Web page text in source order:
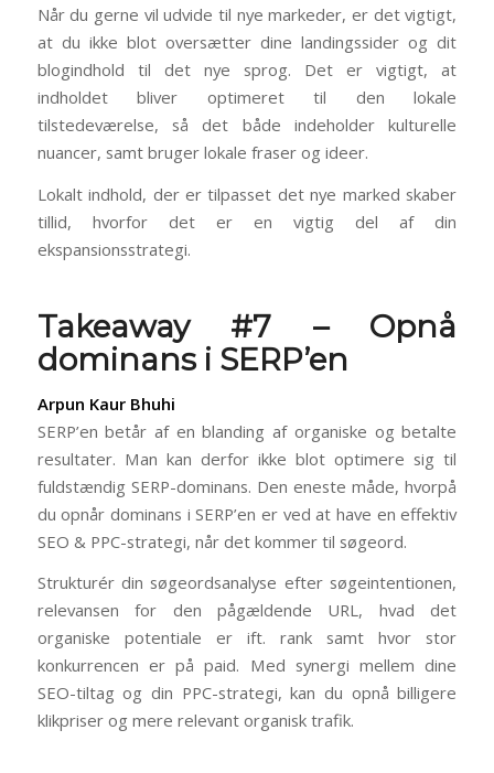
Når du gerne vil udvide til nye markeder, er det vigtigt,
at du ikke blot oversætter dine landingssider og dit
blogindhold til det nye sprog. Det er vigtigt, at
indholdet bliver optimeret til den lokale
tilstedeværelse, så det både indeholder kulturelle
nuancer, samt bruger lokale fraser og ideer.
Lokalt indhold, der er tilpasset det nye marked skaber
tillid, hvorfor det er en vigtig del af din
ekspansionsstrategi.
Takeaway #7 – Opnå
dominans i SERP’en
Arpun Kaur Bhuhi
SERP’en betår af en blanding af organiske og betalte
resultater. Man kan derfor ikke blot optimere sig til
fuldstændig SERP-dominans. Den eneste måde, hvorpå
du opnår dominans i SERP’en er ved at have en effektiv
SEO & PPC-strategi, når det kommer til søgeord.
Strukturér din søgeordsanalyse efter søgeintentionen,
relevansen for den pågældende URL, hvad det
organiske potentiale er ift. rank samt hvor stor
konkurrencen er på paid. Med synergi mellem dine
SEO-tiltag og din PPC-strategi, kan du opnå billigere
klikpriser og mere relevant organisk trafik.